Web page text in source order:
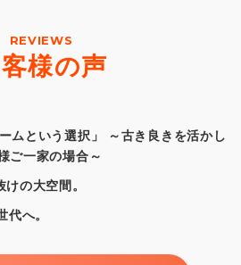
REVIEWS
様の声
ムという選択」 ～古き良きを活かし
ご一家の場合～
の大空間。
代へ。